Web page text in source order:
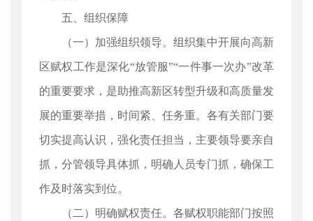
五、组织保障
（一）加强组织领导。组织集中开展向高新
区赋权工作是深化“放管服”“一件事一次办”改革
的重要要求，是助推高新区转型升级和高质量发
展的重要举措，时间紧、任务重。各有关部门要
切实提高认识，强化责任担当，主要领导要亲自
抓，分管领导具体抓，明确人员专门抓，确保工
作及时落实到位。
（二）明确赋权责任。各赋权职能部门按照